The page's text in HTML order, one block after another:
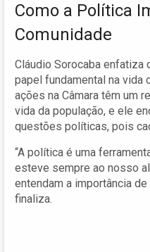
Como a Política
Comunidade
Cláudio Sorocaba enfatiza
papel fundamental na vida
ações na Câmara têm um
vida da população, e ele
questões políticas, pois
“A política é uma
esteve sempre ao nosso
entendam a importância
finaliza.